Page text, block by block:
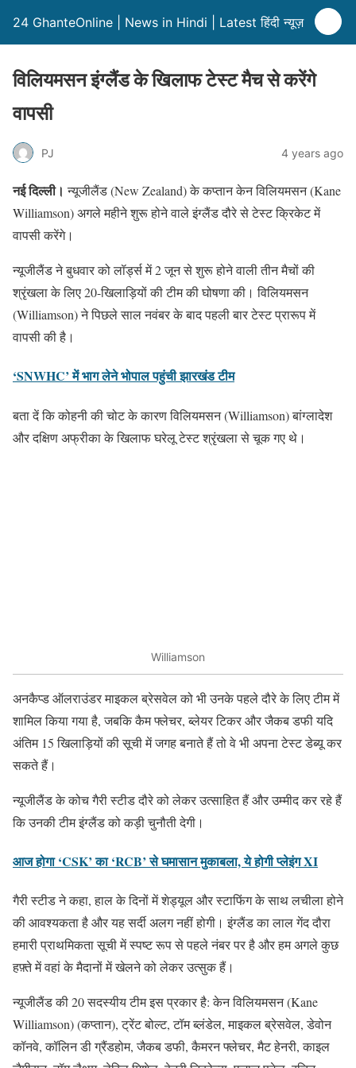
24 GhanteOnline | News in Hindi | Latest हिंदी न्यूज़
विलियमसन इंग्लैंड के खिलाफ टेस्ट मैच से करेंगे
वापसी
PJ 4 years ago
नई दिल्ली। न्यूजीलैंड (New Zealand) के कप्तान केन विलियमसन (Kane
Williamson) अगले महीने शुरू होने वाले इंग्लैंड दौरे से टेस्ट क्रिकेट में
वापसी करेंगे।
न्यूजीलैंड ने बुधवार को लॉर्ड्स में 2 जून से शुरू होने वाली तीन मैचों की
श्रृंखला के लिए 20-खिलाड़ियों की टीम की घोषणा की। विलियमसन
(Williamson) ने पिछले साल नवंबर के बाद पहली बार टेस्ट प्रारूप में
वापसी की है।
‘SNWHC’ में भाग लेने भोपाल पहुंची झारखंड टीम
बता दें कि कोहनी की चोट के कारण विलियमसन (Williamson) बांग्लादेश
और दक्षिण अफ्रीका के खिलाफ घरेलू टेस्ट श्रृंखला से चूक गए थे।
Williamson
अनकैप्ड ऑलराउंडर माइकल ब्रेसवेल को भी उनके पहले दौरे के लिए टीम में
शामिल किया गया है, जबकि कैम फ्लेचर, ब्लेयर टिकर और जैकब डफी यदि
अंतिम 15 खिलाड़ियों की सूची में जगह बनाते हैं तो वे भी अपना टेस्ट डेब्यू कर
सकते हैं।
न्यूजीलैंड के कोच गैरी स्टीड दौरे को लेकर उत्साहित हैं और उम्मीद कर रहे हैं
कि उनकी टीम इंग्लैंड को कड़ी चुनौती देगी।
आज होगा ‘CSK’ का ‘RCB’ से घमासान मुकाबला, ये होगी प्लेइंग XI
गैरी स्टीड ने कहा, हाल के दिनों में शेड्यूल और स्टाफिंग के साथ लचीला होने
की आवश्यकता है और यह सर्दी अलग नहीं होगी। इंग्लैंड का लाल गेंद दौरा
हमारी प्राथमिकता सूची में स्पष्ट रूप से पहले नंबर पर है और हम अगले कुछ
हफ़्ते में वहां के मैदानों में खेलने को लेकर उत्सुक हैं।
न्यूजीलैंड की 20 सदस्यीय टीम इस प्रकार है: केन विलियमसन (Kane
Williamson) (कप्तान), ट्रेंट बोल्ट, टॉम ब्लंडेल, माइकल ब्रेसवेल, डेवोन
कॉनवे, कॉलिन डी ग्रैंडहोम, जैकब डफी, कैमरन फ्लेचर, मैट हेनरी, काइल